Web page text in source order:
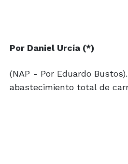
Por Daniel Urcía (*)
(NAP - Por Eduardo
abastecimiento total de